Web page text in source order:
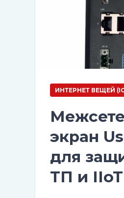
ИНТЕРНЕТ ВЕЩЕЙ
экран
для
ТП и IIoT